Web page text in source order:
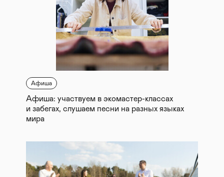
Афиша
Афиша: участвуем в экомастер-классах
и забегах, слушаем песни на разных языках
мира